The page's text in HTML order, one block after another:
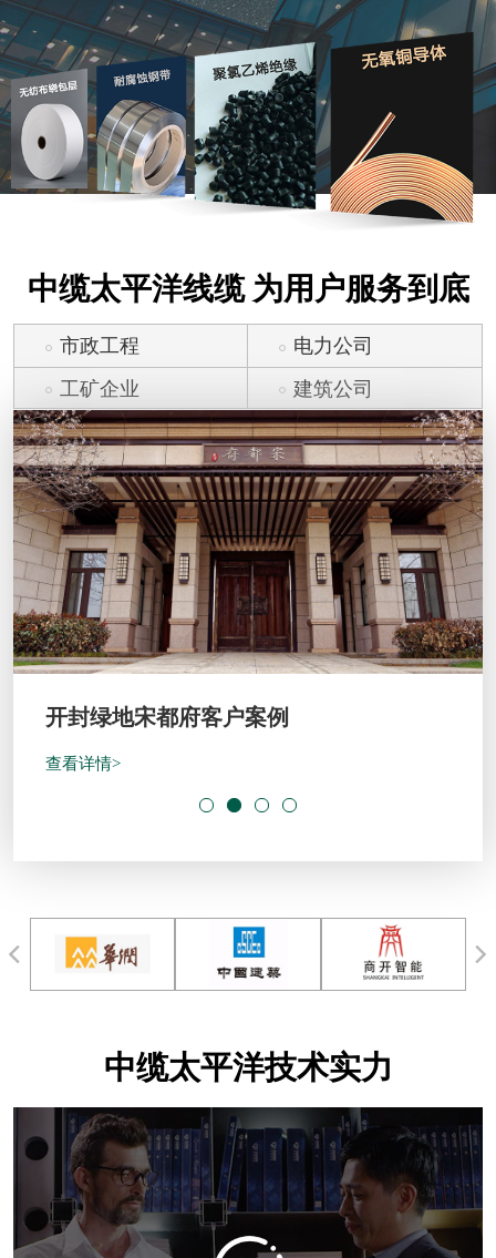
中缆太平洋线缆 为用户服务到底
市政工程
电力公司
工矿企业
建筑公司
开封绿地宋都府客户案例
查看详情>
中缆太平洋技术实力